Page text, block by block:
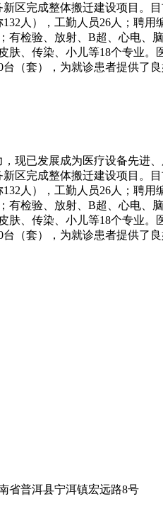
建设项目。目前业务新
人），工勤人员26人；聘
有检验、放射、B超、心电、
、传染、小儿等18个专业
（套），为就诊患者提供了
现已发展成为医疗设备先进
建设项目。目前业务新
人），工勤人员26人；聘
有检验、放射、B超、心电、
、传染、小儿等18个专业
（套），为就诊患者提供了
省普洱县宁洱镇宏远路8号